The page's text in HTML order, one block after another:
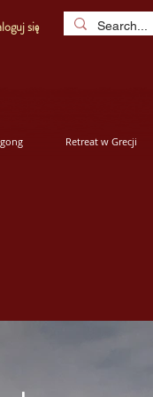
się
Retreat w Grecji